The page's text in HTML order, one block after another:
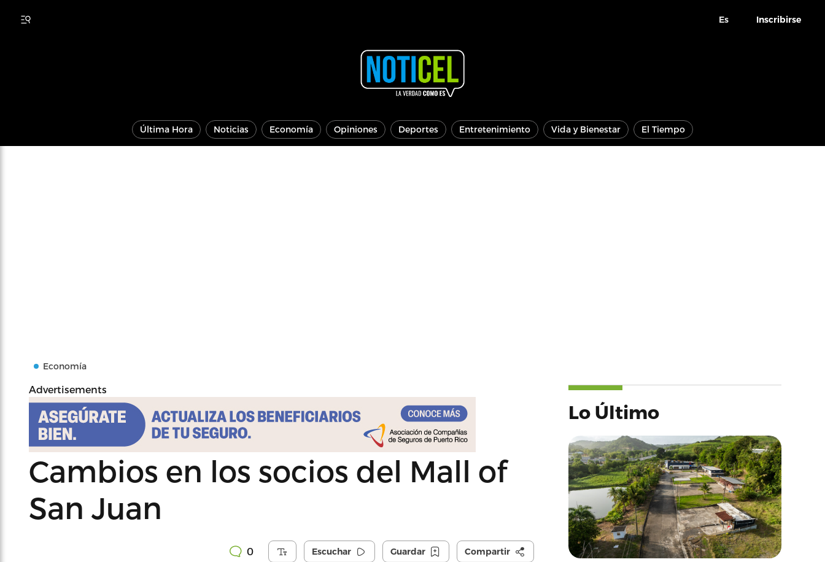
Es Inscribirse
Última Hora Noticias Economía Opiniones Deportes Entretenimiento Vida y Bienestar El Tiempo
Economía
Advertisements
Cambios en los socios del Mall of
San Juan
0 Escuchar Guardar Compartir
Lo Último